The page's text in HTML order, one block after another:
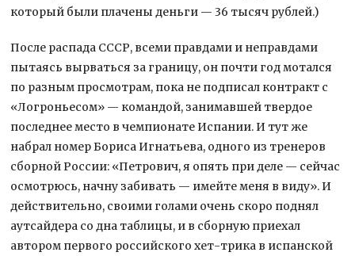
который были плачены деньги — 36 тысяч рублей.)
После распада СССР, всеми правдами и неправдами
пытаясь вырваться за границу, он почти год мотался
по разным просмотрам, пока не подписал контракт с
«Логроньесом» — командой, занимавшей твердое
последнее место в чемпионате Испании. И тут же
набрал номер Бориса Игнатьева, одного из тренеров
сборной России: «Петрович, я опять при деле — сейчас
осмотрюсь, начну забивать — имейте меня в виду». И
действительно, своими голами очень скоро поднял
аутсайдера со дна таблицы, и в сборную приехал
автором первого российского хет-трика в испанской